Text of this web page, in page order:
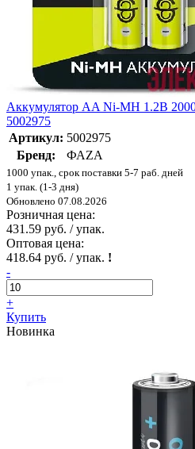
Аккумулятор AA Ni-MH 1.2В
5002975
Артикул: 5002975
Бренд:
ФАZА
1000 упак., срок поставки 5-7 раб. дней
1 упак. (1-3 дня)
Обновлено 07.08.2026
Розничная цена:
431.59 руб. / упак.
Оптовая цена:
418.64 руб. / упак. !
-
+
Купить
Новинка